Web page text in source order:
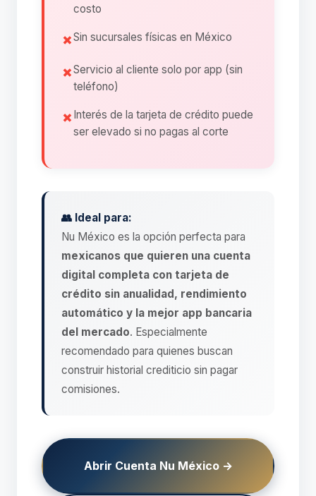
costo
Sin sucursales físicas en México
Servicio al cliente solo por app (sin
teléfono)
Interés de la tarjeta de crédito puede
ser elevado si no pagas al corte
👥 Ideal para:
Nu México es la opción perfecta para
mexicanos que quieren una cuenta
digital completa con tarjeta de
crédito sin anualidad, rendimiento
automático y la mejor app bancaria
del mercado. Especialmente
recomendado para quienes buscan
construir historial crediticio sin pagar
comisiones.
Abrir Cuenta Nu México →